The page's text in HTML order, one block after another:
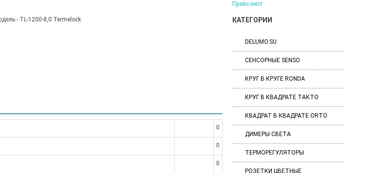
Прайс-лист
КАТЕГОРИИ
DELUMO.SU
СЕНСОРНЫЕ SENSO
КРУГ В КРУГЕ RONDA
КРУГ В КВАДРАТЕ ТАКТО
КВАДРАТ В КВАДРАТЕ ORTO
ДИМЕРЫ СВЕТА
ТЕРМОРЕГУЛЯТОРЫ
РОЗЕТКИ ЦВЕТНЫЕ
0
0
0